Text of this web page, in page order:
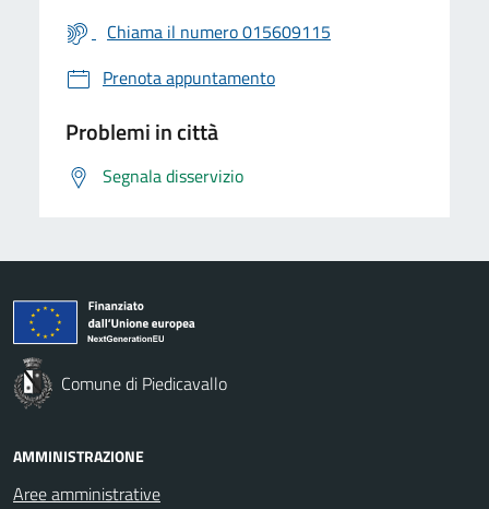
Chiama il numero 015609115
Prenota appuntamento
Problemi in città
Segnala disservizio
Comune di Piedicavallo
AMMINISTRAZIONE
Aree amministrative